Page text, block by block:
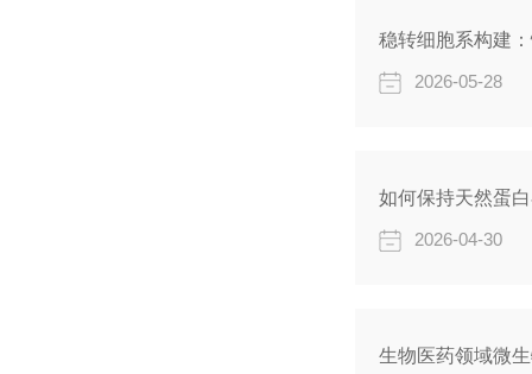
稳转细胞系构建
2026-05-28
如何保持天然蛋
2026-04-30
生物医药领域微